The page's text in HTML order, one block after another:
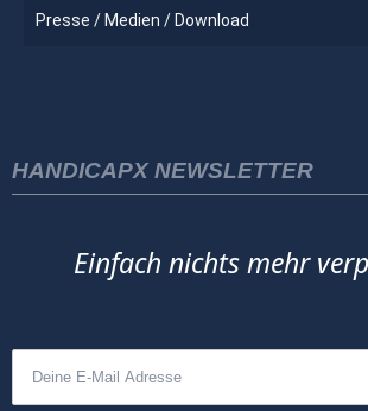
Presse / Medien / Download
HANDICAPX NEWSLETTER
Einfach nichts mehr